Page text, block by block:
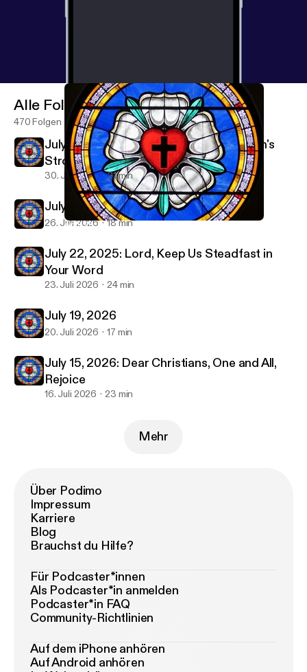
April 26, 2026
Alle Folgen
470 Folgen
July 29, 2026-Christ Jesus Laid in Death's
Strong Bands
30. Juli 2026 21 min
July 26, 2026
26. Juli 2026 18 min
July 22, 2025: Lord, Keep Us Steadfast in
Your Word
23. Juli 2026 24 min
July 19, 2026
20. Juli 2026 17 min
July 15, 2026: Dear Christians, One and All,
Rejoice
16. Juli 2026 23 min
Mehr
Über Podimo
Impressum
Karriere
Blog
Brauchst du Hilfe?
Für Podcaster*innen
Als Podcaster*in anmelden
Podcaster*in FAQ
Community-Richtlinien
Auf dem iPhone anhören
Auf Android anhören